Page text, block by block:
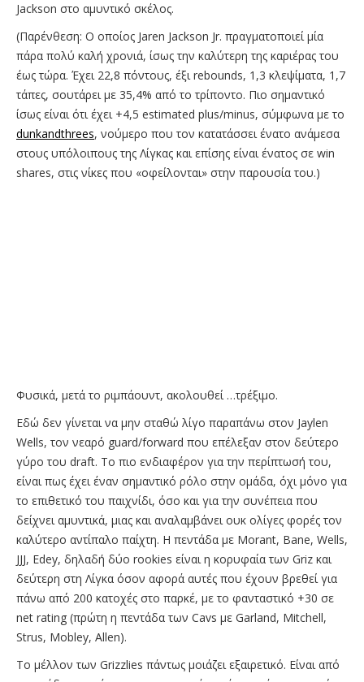
Jackson στο αμυντικό σκέλος.
(Παρένθεση: Ο οποίος Jaren Jackson Jr. πραγματοποιεί μία
πάρα πολύ καλή χρονιά, ίσως την καλύτερη της καριέρας του
έως τώρα. Έχει 22,8 πόντους, έξι rebounds, 1,3 κλεψίματα, 1,7
τάπες, σουτάρει με 35,4% από το τρίποντο. Πιο σημαντικό
ίσως είναι ότι έχει +4,5 estimated plus/minus, σύμφωνα με το
dunkandthrees, νούμερο που τον κατατάσσει ένατο ανάμεσα
στους υπόλοιπους της Λίγκας και επίσης είναι ένατος σε win
shares, στις νίκες που «οφείλονται» στην παρουσία του.)
Φυσικά, μετά το ριμπάουντ, ακολουθεί …τρέξιμο.
Εδώ δεν γίνεται να μην σταθώ λίγο παραπάνω στον Jaylen
Wells, τον νεαρό guard/forward που επέλεξαν στον δεύτερο
γύρο του draft. Το πιο ενδιαφέρον για την περίπτωσή του,
είναι πως έχει έναν σημαντικό ρόλο στην ομάδα, όχι μόνο για
το επιθετικό του παιχνίδι, όσο και για την συνέπεια που
δείχνει αμυντικά, μιας και αναλαμβάνει ουκ ολίγες φορές τον
καλύτερο αντίπαλο παίχτη. Η πεντάδα με Morant, Bane, Wells,
JJJ, Edey, δηλαδή δύο rookies είναι η κορυφαία των Griz και
δεύτερη στη Λίγκα όσον αφορά αυτές που έχουν βρεθεί για
πάνω από 200 κατοχές στο παρκέ, με το φανταστικό +30 σε
net rating (πρώτη η πεντάδα των Cavs με Garland, Mitchell,
Strus, Mobley, Allen).
Το μέλλον των Grizzlies πάντως μοιάζει εξαιρετικό. Είναι από